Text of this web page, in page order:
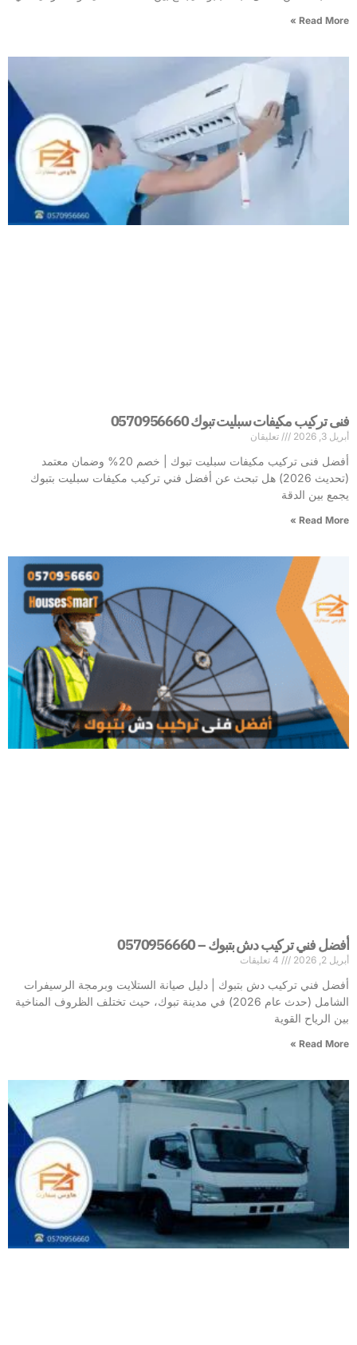
Read More »
فنى تركيب مكيفات سبليت تبوك 0570956660
أبريل 3, 2026 تعليقان
أفضل فنى تركيب مكيفات سبليت تبوك | خصم 20% وضمان معتمد
(تحديث 2026) هل تبحث عن أفضل فني تركيب مكيفات سبليت بتبوك
يجمع بين الدقة
Read More »
أفضل فني تركيب دش بتبوك – 0570956660
أبريل 2, 2026
أفضل فني تركيب دش بتبوك | دليل صيانة الستلايت وبرمجة الرسيفرات
الشامل (حدث عام 2026) في مدينة تبوك، حيث تختلف الظروف المناخية
بين الرياح القوية
Read More »